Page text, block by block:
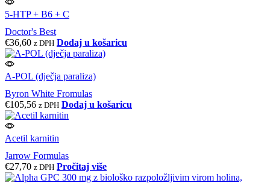
5-HTP + B6 + C
Doctor's Best
€36,60 z DPH Dodaj u košaricu
A-POL (dječja paraliza)
Byron White Fromulas
€105,56 z DPH Dodaj u košaricu
Acetil karnitin
Jarrow Formulas
€27,70 z DPH Pročitaj više